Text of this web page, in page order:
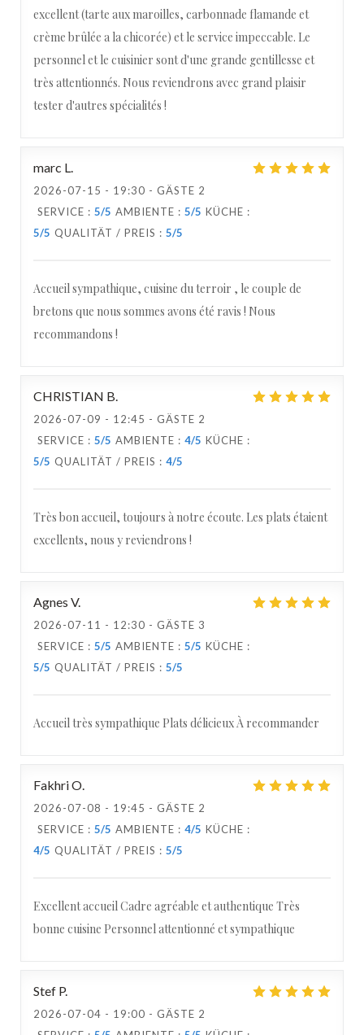
excellent (tarte aux maroilles, carbonnade flamande et
crème brûlée a la chicorée) et le service impeccable. Le
personnel et le cuisinier sont d'une grande gentillesse et
très attentionnés. Nous reviendrons avec grand plaisir
tester d'autres spécialités !
marc L
2026-07-15 - 19:30 - GÄSTE 2
SERVICE : 5/5 AMBIENTE : 5/5 KÜCHE :
5/5 QUALITÄT / PREIS : 5/5
Accueil sympathique, cuisine du terroir , le couple de
bretons que nous sommes avons été ravis ! Nous
recommandons !
CHRISTIAN B
2026-07-09 - 12:45 - GÄSTE 2
SERVICE : 5/5 AMBIENTE : 4/5 KÜCHE :
5/5 QUALITÄT / PREIS : 4/5
Très bon accueil, toujours à notre écoute. Les plats étaient
excellents, nous y reviendrons !
Agnes V
2026-07-11 - 12:30 - GÄSTE 3
SERVICE : 5/5 AMBIENTE : 5/5 KÜCHE :
5/5 QUALITÄT / PREIS : 5/5
Accueil très sympathique Plats délicieux À recommander
FakhriO
2026-07-08 - 19:45 - GÄSTE 2
SERVICE : 5/5 AMBIENTE : 4/5 KÜCHE :
4/5 QUALITÄT / PREIS : 5/5
Excellent accueil Cadre agréable et authentique Très
bonne cuisine Personnel attentionné et sympathique
Stef P
2026-07-04 - 19:00 - GÄSTE 2